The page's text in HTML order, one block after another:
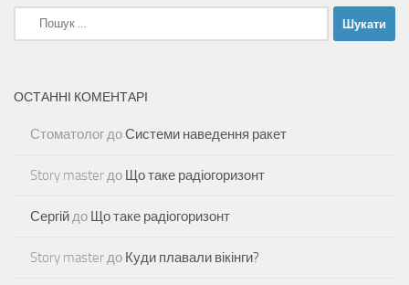
Пошук:
ОСТАННІ КОМЕНТАРІ
СтоматологдоСистеми наведення ракет
Story masterдо Що таке радіогоризонт
Сергійдо Що таке радіогоризонт
Story masterдо Куди плавали вікінги?